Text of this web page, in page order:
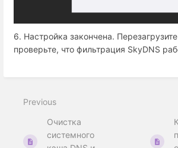
6. Настройка закончена.
проверьте, что фильтрация SkyDNS
Previous
Очистка
системного